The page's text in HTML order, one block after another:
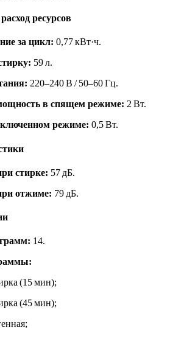
ресурсов
за цикл: 0,77 кВт·ч.
59 л.
220–240 В / 50–60 Гц.
в спящем режиме: 2 Вт.
режиме: 0,5 Вт.
стирке: 57 дБ.
отжиме: 79 дБ.
14.
(15 мин);
(45 мин);